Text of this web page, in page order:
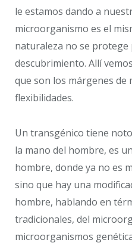
le estamos dando a
microorganismo es el
naturaleza no se protege
descubrimiento. Allí
que son los márgenes de
flexibilidades.
Un transgénico tiene
la mano del hombre, es
hombre, donde ya no es
sino que hay una
hombre, hablando en
tradicionales, del
microorganismos